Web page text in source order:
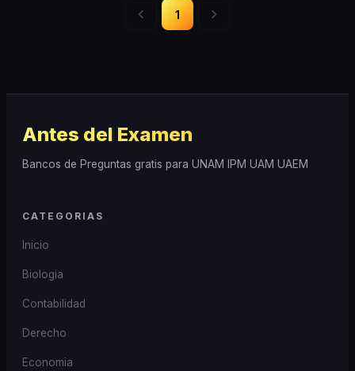
1
Antes del Examen
Bancos de Preguntas gratis para UNAM IPM UAM UAEM
CATEGORIAS
Inicio
Biologia
Contabilidad
Derecho
Economia